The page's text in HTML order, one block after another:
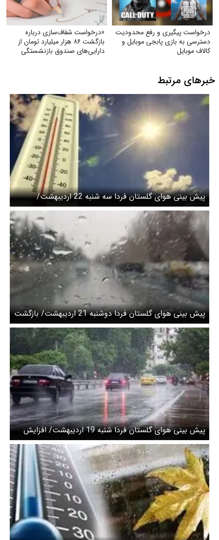
درخواست پیگیری و رفع محدودیت
دسترسی به بازی پابجی موبایل و
کالاف موبایل
«درخواست شفاف‌سازی درباره
بازگشت ۸۶ هزار میلیارد تومان از
دارایی‌های صندوق بازنشستگی
خبرهای مرتبط
پیش بینی هوای گلستان فردا سه شنبه 22 اردیبهشت/
اختلاف دمای ۲۱ درجه‌ای در استان
پیش بینی هوای گلستان فردا دوشنبه 21 اردیبهشت/ بازگشت
رگبار و رعدوبرق از نیمه هفته
پیش بینی هوای گلستان فردا شنبه 19 اردیبهشت/ افزایش
بارش و مه تا یکشنبه